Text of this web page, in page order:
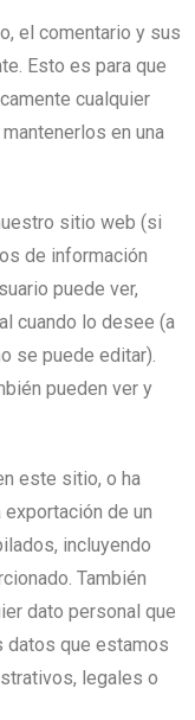
el comentario y sus
Esto es para que
cualquier
en una
sitio web (si
de información
puede ver,
cuando lo desee (a
se puede editar).
pueden ver y
este sitio, o ha
de un
incluyendo
También
dato personal que
datos que estamos
legales o